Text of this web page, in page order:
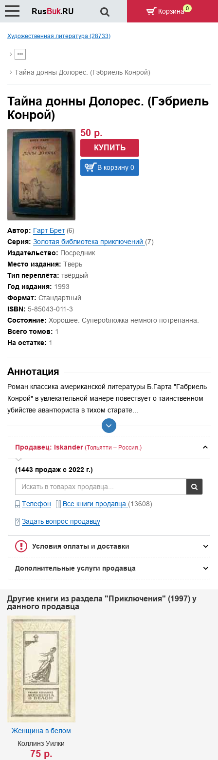
Художественная литература (28733)
Тайна донны Долорес. (Гэбриель Конрой)
Тайна донны Долорес. (Гэбриель
Конрой)
50 р.
КУПИТЬ
В корзину 0
Автор: Гарт Брет (6)
Серия: Золотая библиотека приключений (7)
Издательство: Посредник
Место издания: Тверь
Тип переплёта: твёрдый
Год издания: 1993
Формат: Стандартный
ISBN: 5-85043-011-3
Состояние: Хорошее. Суперобложка немного потрепанна.
Всего томов: 1
На остатке: 1
Аннотация
Роман классика американской литературы Б.Гарта "Габриель
Конрой" в увлекательной манере повествует о таинственном
убийстве авантюриста в тихом старате...
Продавец: Iskander (Тольятти – Россия.)
(1443 продаж с 2022 г.)
Телефон Все книги продавца (13608)
Задать вопрос продавцу
Условия оплаты и доставки
Дополнительные услуги продавца
Другие книги из раздела "Приключения" (1997) у
данного продавца
Женщина в белом
Коллинз Уилки
75 р.
RusBuk.RU Корзина 0